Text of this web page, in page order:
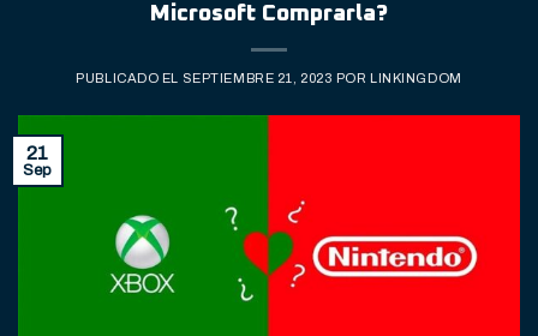
Microsoft Comprarla?
PUBLICADO EL SEPTIEMBRE 21, 2023 POR LINKINGDOM
21
Sep